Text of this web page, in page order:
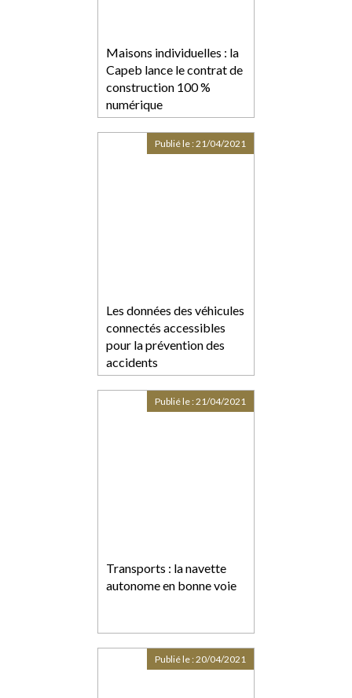
Maisons individuelles : la
Capeb lance le contrat de
construction 100 %
numérique
Les données des véhicules
connectés accessibles
pour la prévention des
accidents
Publié le :21/04/2021
Transports : la navette
autonome en bonne voie
Publié le :21/04/2021
Publié le :20/04/2021